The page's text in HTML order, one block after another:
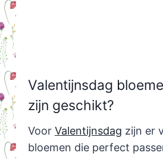
Valentijnsdag
zijn geschikt?
Voor Valentijnsdag zijn er
bloemen die perfect